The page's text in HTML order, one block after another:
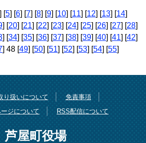
] [5] [6] [7] [8] [9] [10] [11] [12] [13] [14]
] [20] [21] [22] [23] [24] [25] [26] [27] [28]
] [34] [35] [36] [37] [38] [39] [40] [41] [42]
] 48 [49] [50] [51] [52] [53] [54] [55]
り扱いについて
免責事項
ジについて
RSS配信について
芦屋町役場